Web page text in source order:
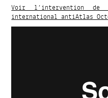
Voir l’intervention de
international antiAtlas